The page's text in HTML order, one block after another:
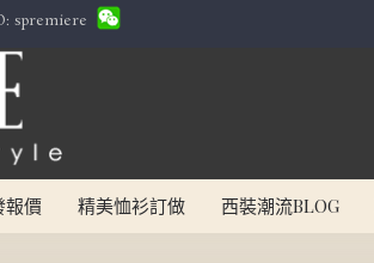
spremiere
報價 精美恤衫訂做 西裝潮流BLOG